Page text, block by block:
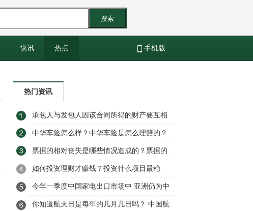
搜索
快讯 热点 手机版
热门资讯
承包人与发包人因该合同所得的财产要互相
予以返还吗？
中华车险怎么样？中华车险是怎么理赔的？
票据的相对丧失是哪些情况造成的？票据的
绝对丧失是哪些情况造成的？
如何投资理财才赚钱？投资什么项目最稳
定？
今年一季度中国家电出口市场中 亚洲仍为中
国出口规模最大市场
你知道航天日是每年的几月几日吗？ 中国航